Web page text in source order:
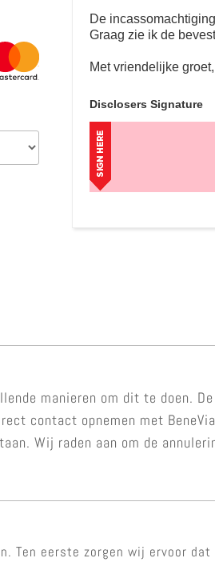
De
Graag zie ik de
Met vriendelijke groet,
Disclosers Signature
manieren om dit te doen.
contact opnemen met
Wij raden aan om de
Ten eerste zorgen wij ervoor